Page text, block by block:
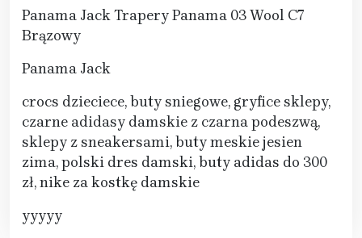
Panama Jack Trapery Panama 03 Wool C7
Brązowy
Panama Jack
crocs dzieciece, buty sniegowe, gryfice sklepy,
czarne adidasy damskie z czarna podeszwą,
sklepy z sneakersami, buty meskie jesien
zima, polski dres damski, buty adidas do 300
zł, nike za kostkę damskie
yyyyy